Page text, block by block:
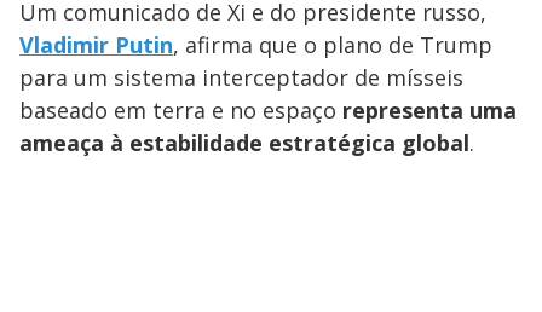
Um comunicado de Xi e do presidente russo,
Vladimir Putin, afirma que o plano de Trump
para um sistema interceptador de mísseis
baseado em terra e no espaço representa uma
ameaça à estabilidade estratégica global.